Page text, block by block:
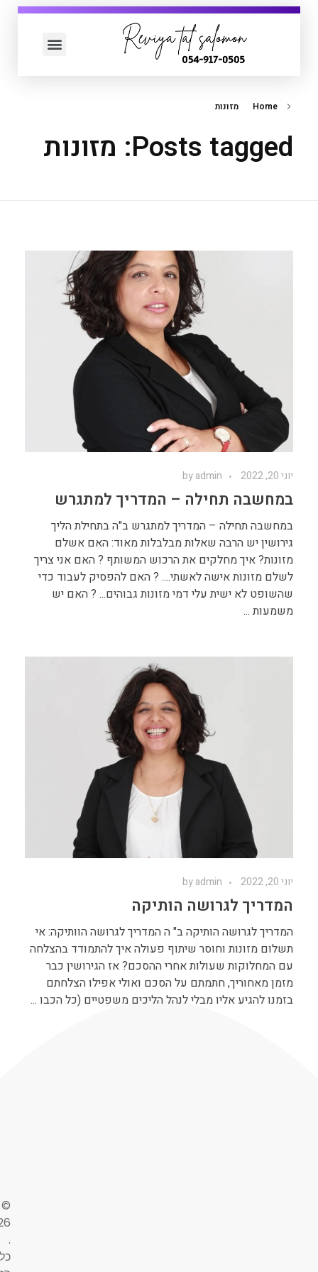
Home מזונות
Posts tagged: מזונות
יוני 20, 2022 byadmin
במחשבה תחילה – המדריך למתגרש
במחשבה תחילה – המדריך למתגרש ב"ה בתחילת הליך
גירושין יש הרבה שאלות מבלבלות מאוד: האם אשלם
מזונות? איך מחלקים את הרכוש המשותף ? האם אני צריך
לשלם מזונות אישה לאשתי.... ? האם להפסיק לעבוד כדי
שהשופט לא ישית עלי דמי מזונות גבוהים... ? האם יש
משמעות ...
יוני 20, 2022 byadmin
המדריך לגרושה הותיקה
המדריך לגרושה הותיקה ב" ה המדריך לגרושה הוותיקה: אי
תשלום מזונות וחוסר שיתוף פעולה איך להתמודד בהצלחה
עם המחלוקות שעולות אחרי ההסכם? אז הגירושין כבר
מזמן מאחוריך, חתמתם על הסכם ואולי אפילו הצלחתם
בזמנו להגיע אליו מבלי לנהל הליכים משפטיים (כל הכבו ...
©
.
כל